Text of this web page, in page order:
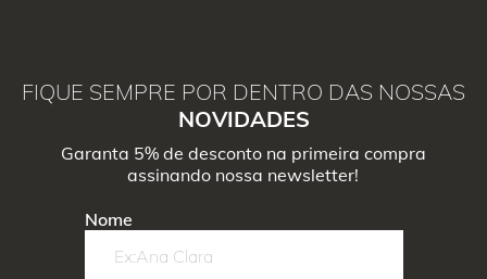
FIQUE SEMPRE POR DENTRO DAS NOSSAS
NOVIDADES
Garanta 5% de desconto na primeira compra
assinando nossa newsletter!
Nome